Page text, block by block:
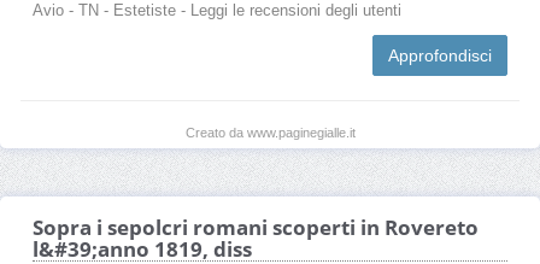
Avio - TN - Estetiste - Leggi le recensioni degli utenti
Approfondisci
Creato da www.paginegialle.it
Sopra i sepolcri romani scoperti in Rovereto
l&#39;anno 1819, diss